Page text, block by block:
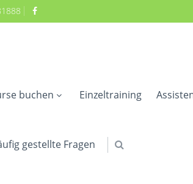
buchen Einzeltraining
gestellte Fragen